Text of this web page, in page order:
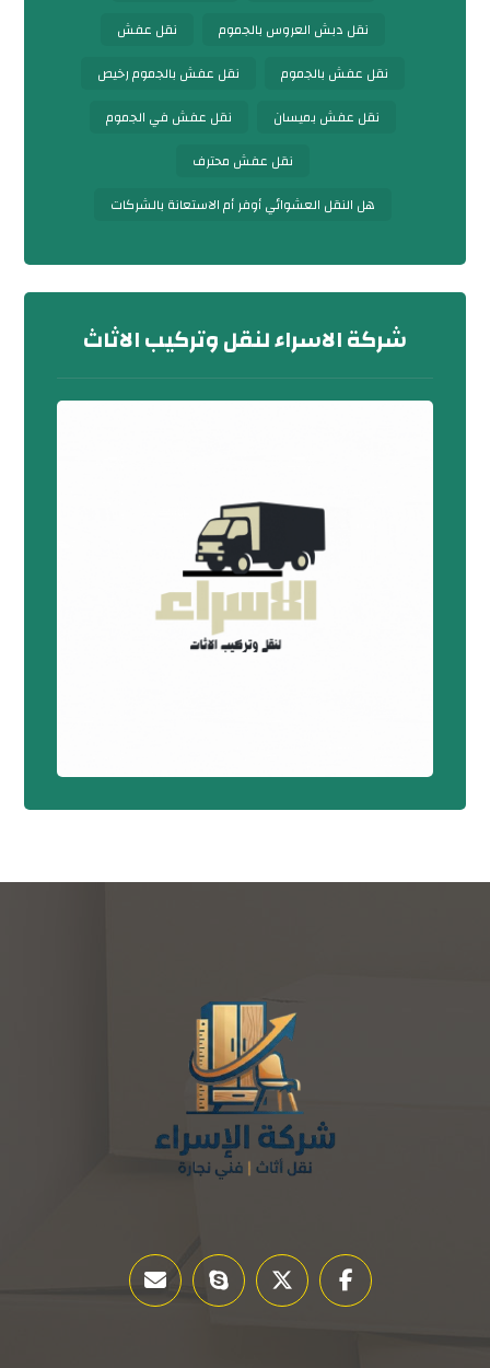
نقل دبش العروس بالجموم
نقل عفش
نقل عفش بالجموم
نقل عفش بالجموم رخيص
نقل عفش بميسان
نقل عفش في الجموم
نقل عفش محترف
هل النقل العشوائي أوفر أم الاستعانة بالشركات
شركة الاسراء لنقل وتركيب الاثاث